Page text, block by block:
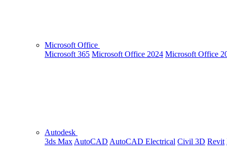
Microsoft Office
Microsoft 365 Microsoft Office 2024 Microsoft Office
Autodesk
3ds Max AutoCAD AutoCAD Electrical Civil 3D Revit